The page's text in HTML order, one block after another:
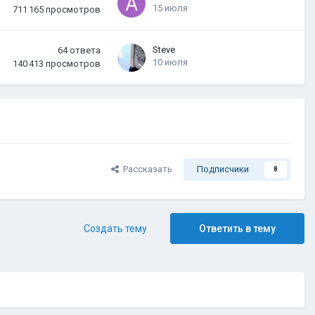
711 165 просмотров
15 июля
64 ответа
140 413 просмотров
Steve
10 июля
Рассказать Подписчики 8
Ответить в тему
Создать тему